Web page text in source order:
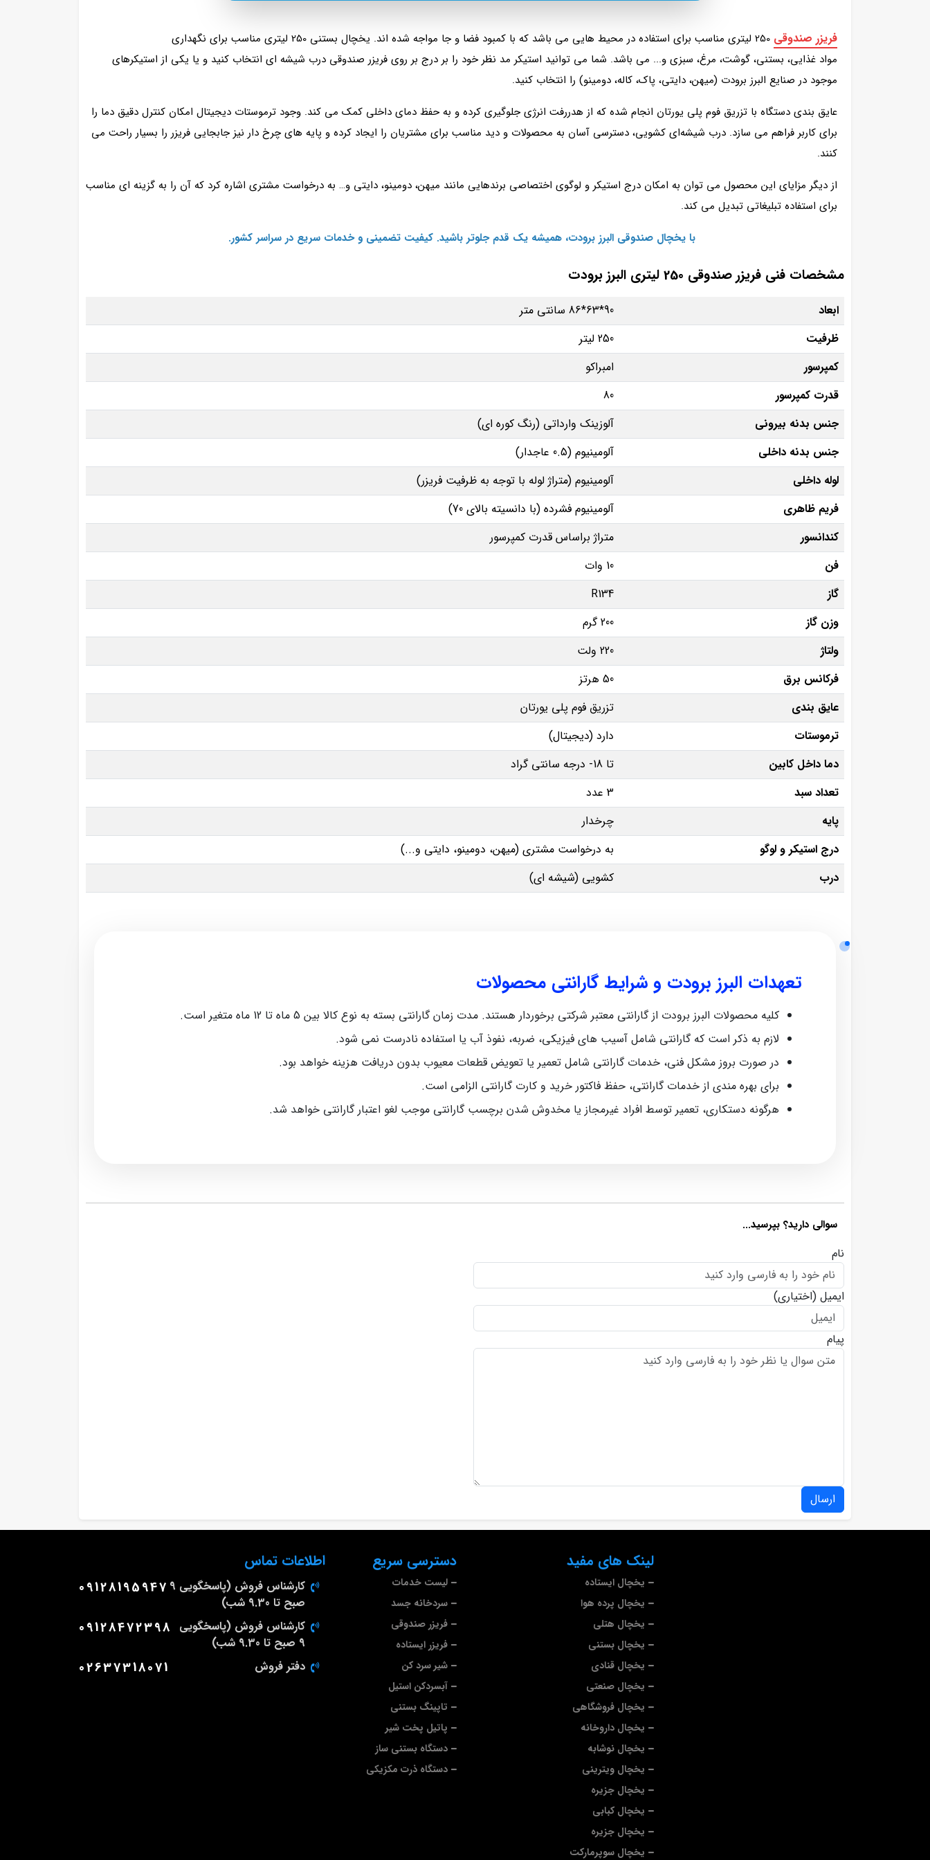
فریزر صندوقی
250 لیتری مناسب برای استفاده در محیط هایی می باشد که با کمبود فضا و جا مواجه شده اند. یخچال بستنی 250 لیتری مناسب برای نگهداری
مواد غذایی، بستنی، گوشت، مرغ، سبزی و... می باشد. شما می توانید استیکر مد نظر خود را بر درج بر روی فریزر صندوقی درب شیشه ای انتخاب کنید و یا یکی از استیکرهای
موجود در صنایع البرز برودت (میهن، دایتی، پاک، کاله، دومینو) را انتخاب کنید.
عایق‌ بندی دستگاه با تزریق فوم پلی‌ یورتان انجام شده که از هدررفت انرژی جلوگیری کرده و به حفظ دمای داخلی کمک می‌ کند. وجود ترموستات دیجیتال امکان کنترل دقیق دما را
برای کاربر فراهم می‌ سازد. درب شیشه‌ای کشویی، دسترسی آسان به محصولات و دید مناسب برای مشتریان را ایجاد کرده و پایه‌ های چرخ‌ دار نیز جابجایی فریزر را بسیار راحت می‌
کنند.
از دیگر مزایای این محصول می‌ توان به امکان درج استیکر و لوگوی اختصاصی برندهایی مانند میهن، دومینو، دایتی و… به درخواست مشتری اشاره کرد که آن را به گزینه‌ ای مناسب
برای استفاده تبلیغاتی تبدیل می‌ کند.
با یخچال صندوقی البرز برودت، همیشه یک قدم جلوتر باشید. کیفیت تضمینی و خدمات سریع در سراسر کشور.
مشخصات فنی فریزر صندوقی 250 لیتری البرز برودت
ابعاد
90*63*86 سانتی متر
ظرفیت
250 لیتر
کمپرسور
امبراکو
قدرت کمپرسور
80
جنس بدنه بیرونی
آلوزینک وارداتی (رنگ کوره ای)
جنس بدنه داخلی
آلومینیوم (0.5 عاجدار)
لوله داخلی
آلومینیوم (متراژ لوله با توجه به ظرفیت فریزر)
فریم ظاهری
آلومینیوم فشرده (با دانسیته بالای 70)
کندانسور
متراژ براساس قدرت کمپرسور
فن
10 وات
گاز
R134
وزن گاز
200 گرم
ولتاژ
220 ولت
فرکانس برق
50 هرتز
عایق بندی
تزریق فوم پلی یورتان
ترموستات
دارد (دیجیتال)
دما داخل کابین
تا 18- درجه سانتی گراد
تعداد سبد
3 عدد
پایه
چرخدار
درج استیکر و لوگو
به درخواست مشتری (میهن، دومینو، دایتی و...)
درب
کشویی (شیشه ای)
تعهدات البرز برودت و شرایط گارانتی محصولات
کلیه محصولات البرز برودت از گارانتی معتبر شرکتی برخوردار هستند. مدت زمان گارانتی بسته به نوع کالا بین 5 ماه تا 12 ماه متغیر است.
لازم به ذکر است که گارانتی شامل آسیب‌ های فیزیکی، ضربه، نفوذ آب یا استفاده نادرست نمی‌ شود.
در صورت بروز مشکل فنی، خدمات گارانتی شامل تعمیر یا تعویض قطعات معیوب بدون دریافت هزینه خواهد بود.
برای بهره‌ مندی از خدمات گارانتی، حفظ فاکتور خرید و کارت گارانتی الزامی است.
هرگونه دستکاری، تعمیر توسط افراد غیرمجاز یا مخدوش شدن برچسب گارانتی موجب لغو اعتبار گارانتی خواهد شد.
سوالی دارید؟ بپرسید...
نام
ایمیل (اختیاری)
پیام
ارسال
لینک های مفید
یخچال ایستاده
یخچال پرده هوا
یخچال هتلی
یخچال بستنی
یخچال قنادی
یخچال صنعتی
یخچال فروشگاهی
یخچال داروخانه
یخچال نوشابه
یخچال ویترینی
یخچال جزیره
یخچال کبابی
یخچال جزیره
یخچال سوپرمارکت
دسترسی سریع
لیست خدمات
سردخانه جسد
فریزر صندوقی
فریزر ایستاده
شیر سرد کن
آبسردکن استیل
تاپینگ بستنی
پاتیل پخت شیر
دستگاه بستنی ساز
دستگاه ذرت مکزیکی
اطلاعات تماس
کارشناس فروش (پاسخگویی 9
صبح تا 9.30 شب)
09128195947
کارشناس فروش (پاسخگویی
9 صبح تا 9.30 شب)
09128472398
دفتر فروش 02637318071